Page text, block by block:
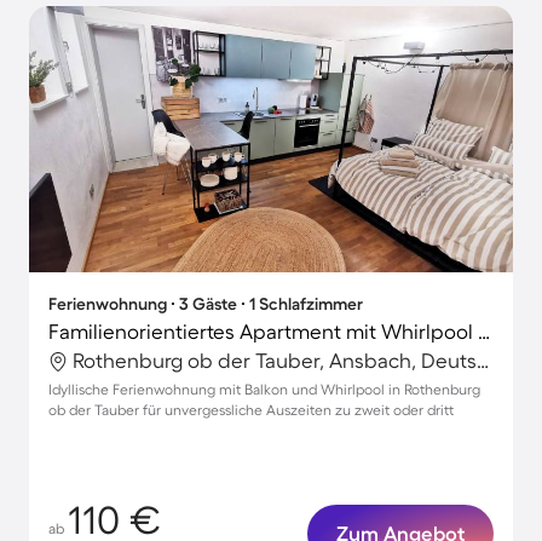
Ferienwohnung ∙ 3 Gäste ∙ 1 Schlafzimmer
Familienorientiertes Apartment mit Whirlpool und Terrasse | Gartenblick
Rothenburg ob der Tauber, Ansbach, Deutschland
Idyllische Ferienwohnung mit Balkon und Whirlpool in Rothenburg
ob der Tauber für unvergessliche Auszeiten zu zweit oder dritt
ab 110 € Zum Angebot